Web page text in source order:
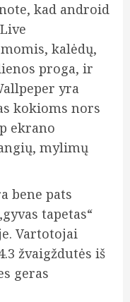
kad android
kalėdų,
proga, ir
yra
kokioms nors
ekrano
mylimų
bene pats
tapetas“
Vartotojai
žvaigždutės iš
geras